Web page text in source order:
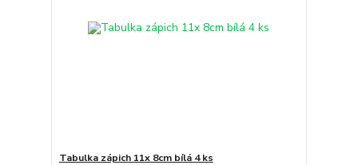
Tabulka zápich 11x 8cm bílá 4 ks